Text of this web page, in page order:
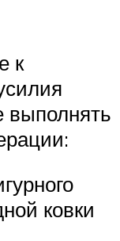
к
выполнять
ковки